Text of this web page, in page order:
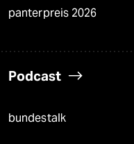
panterpreis 2026
Podcast
bundestalk